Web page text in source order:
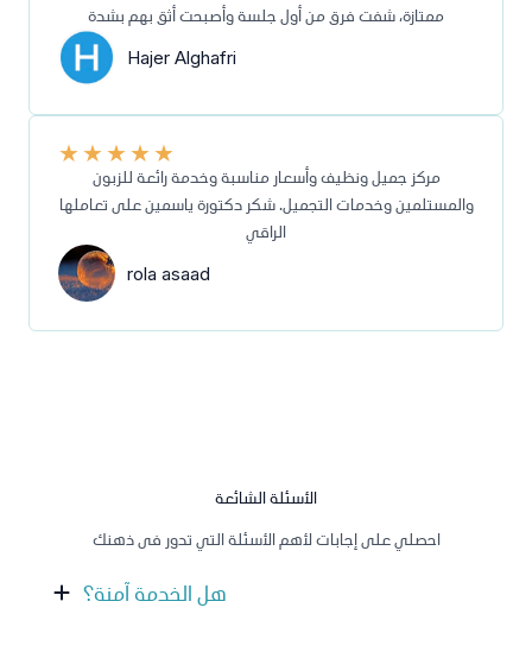
ممتازة، شفت فرق من أول جلسة وأصبحت أثق بهم بشدة
Hajer Alghafri
★★★★★
مركز جميل ونظيف وأسعار مناسبة وخدمة رائعة للزبون
والمستلمين وخدمات التجميل. شكر دكتورة ياسمين على تعاملها
الراقي
rola asaad
الأسئلة الشائعة
احصلي على إجابات لأهم الأسئلة التي تدور فى ذهنك
هل الخدمة آمنة؟